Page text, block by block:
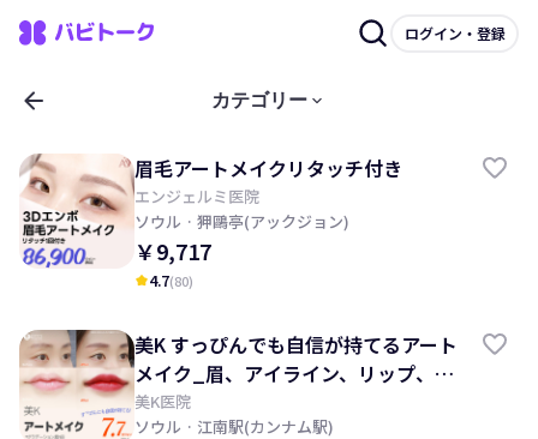
ログイン・登録
arrow_back カテゴリー keyboard_arrow_down
眉毛アートメイクリタッチ付き
エンジェルミ医院
ソウル · 狎鷗亭(アックジョン)
￥9,717
kid_star4.7(80)
美K すっぴんでも自信が持てるアート
メイク_眉、アイライン、リップ、頭
皮、ヘアライン
美K医院
ソウル · 江南駅(カンナム駅)